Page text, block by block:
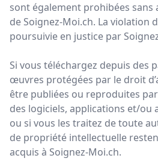
sont également prohibées sans
de Soignez-Moi.ch. La violation
poursuivie en justice par
Si vous téléchargez depuis des
œuvres protégées par le droit
être publiées ou reproduites
des logiciels, applications et/ou
ou si vous les traitez de toute
de propriété intellectuelle
acquis à Soignez-Moi.ch.